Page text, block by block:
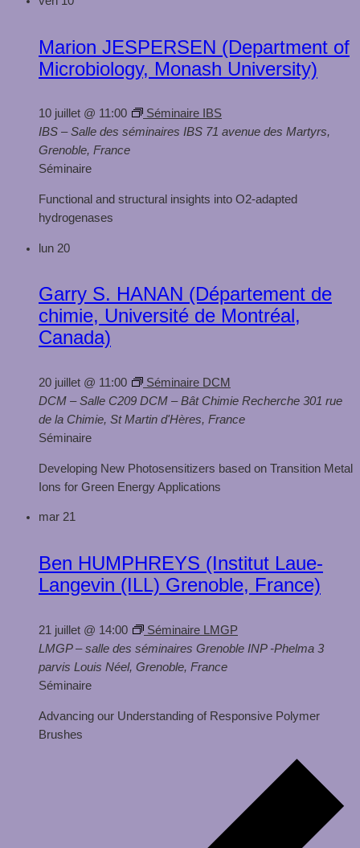
Marion JESPERSEN (Department of
Microbiology, Monash University)
10 juillet @ 11:00
Séminaire IBS
IBS – Salle des séminaires IBS 71 avenue des Martyrs,
Grenoble, France
Séminaire
Functional and structural insights into O2-adapted
hydrogenases
lun 20
Garry S. HANAN (Département de
chimie, Université de Montréal,
Canada)
20 juillet @ 11:00
Séminaire DCM
DCM – Salle C209 DCM – Bât Chimie Recherche 301 rue
de la Chimie, St Martin d'Hères, France
Séminaire
Developing New Photosensitizers based on Transition Metal
Ions for Green Energy Applications
mar 21
Ben HUMPHREYS (Institut Laue-
Langevin (ILL) Grenoble, France)
21 juillet @ 14:00
Séminaire LMGP
LMGP – salle des séminaires Grenoble INP -Phelma 3
parvis Louis Néel, Grenoble, France
Séminaire
Advancing our Understanding of Responsive Polymer
Brushes